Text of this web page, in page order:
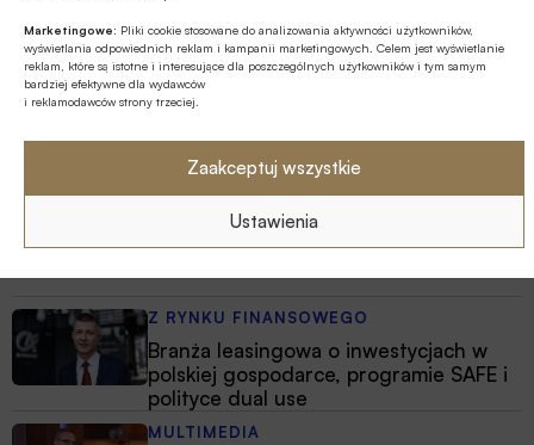
Marketingowe: Pliki cookie stosowane do analizowania aktywności użytkowników,
wyświetlania odpowiednich reklam i kampanii marketingowych. Celem jest wyświetlanie
reklam, które są istotne i interesujące dla poszczególnych użytkowników i tym samym
bardziej efektywne dla wydawców
i reklamodawców strony trzeciej.
Zaakceptuj wszystkie
Ustawienia
Od kieszonkowego po płatności
bezgotówkowe – wakacyjna przygoda
z finansami
EDUKACJA FINANSOWA
wtedy dzieci zapamiętują wiedzę
finansową łatwiej i szybciej
Jakie są zalety fazy Discovery?
Z RYNKU FINANSOWEGO
Branża leasingowa o inwestycjach w
polskiej gospodarce, programie SAFE i
polityce dual use
MULTIMEDIA